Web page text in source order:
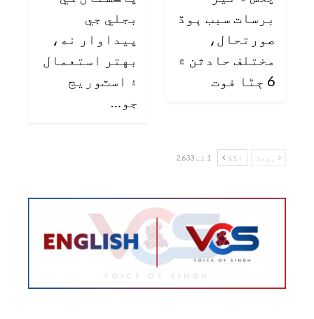
برسات سبب ٻوڏ
صورتحال،
مختلف حادثن ۾
6 ڄڻا فوت
بجلي جي
پيداوار نه،
بهتر استعمال
۽ اسٽوريج
جو…
پچھلا اگلا 1 کے 2,633